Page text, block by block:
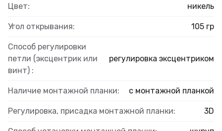
Цвет: никель
Угол открывания: 105 гр
Способ регулировки
петли (эксцентрик или
винт) :
регулировка эксцентриком
Наличие монтажной планки: с монтажной планкой
Регулировка, присадка монтажной планки: 3D